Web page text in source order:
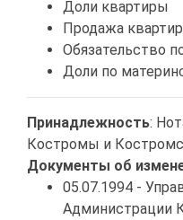
Доли квартиры
Продажа
Обязательство
Доли по
Принадлежность:
Костромы и
Документы об
05.07.1994 -
Администрации